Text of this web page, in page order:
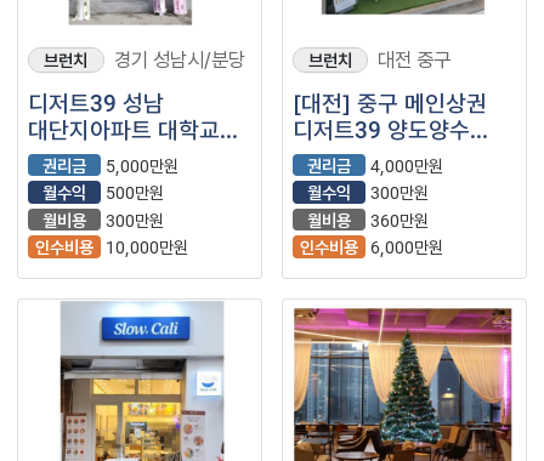
브런치 경기 성남시/분당
디저트39 성남
대단지아파트 대학교앞
유동인구 많은지역
양도합니다★
권리금
5,000만원
월수익
500만원
월비용
300만원
인수비용
10,000만원
브런치 대전 중구
[대전] 중구 메인상권
디저트39 양도양수
창업
권리금
4,000만원
월수익
300만원
월비용
360만원
인수비용
6,000만원